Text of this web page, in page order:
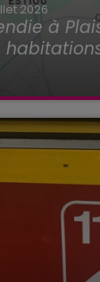
2026
à